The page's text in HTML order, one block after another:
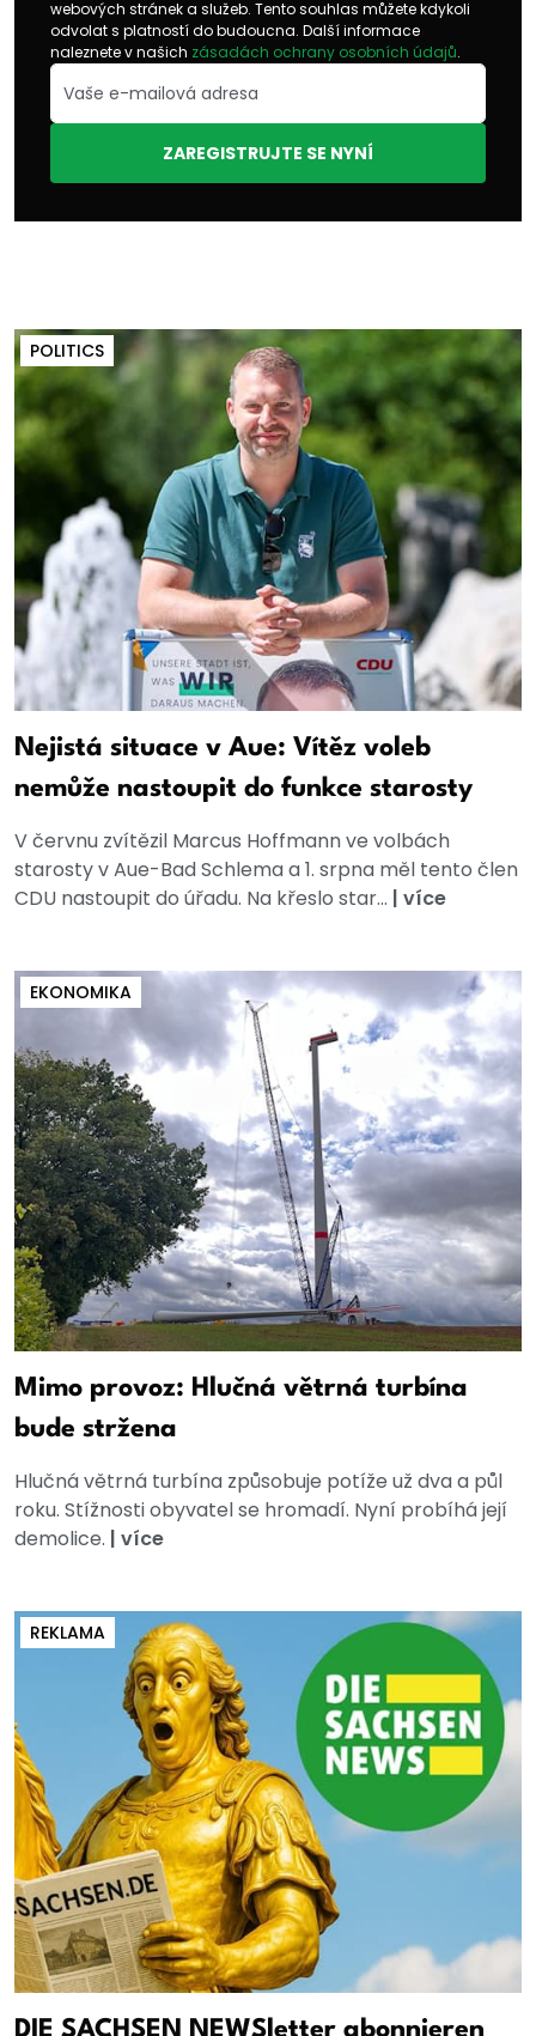
webových stránek a služeb. Tento souhlas můžete kdykoli
odvolat s platností do budoucna. Další informace
naleznete v našich zásadách ochrany osobních údajů.
ZAREGISTRUJTE SE NYNÍ
POLITICS
Nejistá situace v Aue: Vítěz voleb
nemůže nastoupit do funkce starosty
V červnu zvítězil Marcus Hoffmann ve volbách
starosty v Aue-Bad Schlema a 1. srpna měl tento člen
CDU nastoupit do úřadu. Na křeslo star... | více
EKONOMIKA
Mimo provoz: Hlučná větrná turbína
bude stržena
Hlučná větrná turbína způsobuje potíže už dva a půl
roku. Stížnosti obyvatel se hromadí. Nyní probíhá její
demolice. | více
REKLAMA
DIE SACHSEN NEWSletter abonnieren